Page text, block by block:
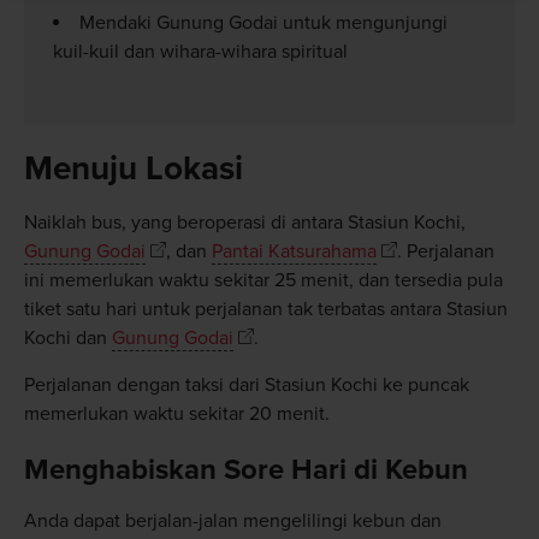
Mendaki Gunung Godai untuk mengunjungi
kuil-kuil dan wihara-wihara spiritual
Menuju Lokasi
Naiklah bus, yang beroperasi di antara Stasiun Kochi,
Gunung Godai
, dan Pantai Katsurahama
. Perjalanan
ini memerlukan waktu sekitar 25 menit, dan tersedia pula
tiket satu hari untuk perjalanan tak terbatas antara Stasiun
Kochi dan Gunung Godai
.
Perjalanan dengan taksi dari Stasiun Kochi ke puncak
memerlukan waktu sekitar 20 menit.
Menghabiskan Sore Hari di Kebun
Anda dapat berjalan-jalan mengelilingi kebun dan